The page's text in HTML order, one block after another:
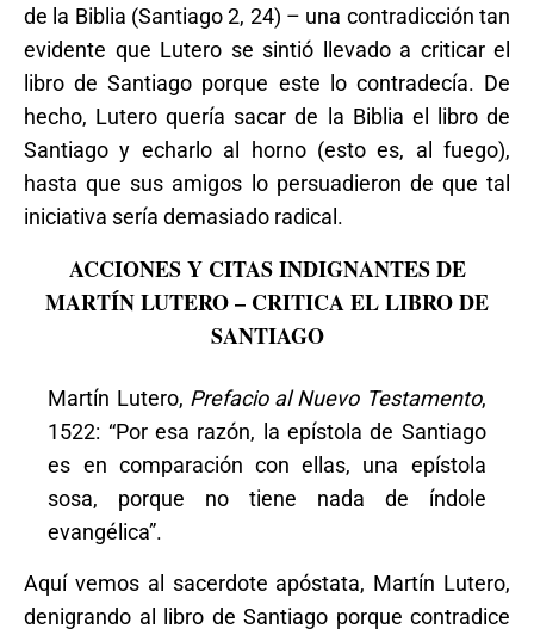
de la Biblia (Santiago 2, 24) – una contradicción tan
evidente que Lutero se sintió llevado a criticar el
libro de Santiago porque este lo contradecía. De
hecho, Lutero quería sacar de la Biblia el libro de
Santiago y echarlo al horno (esto es, al fuego),
hasta que sus amigos lo persuadieron de que tal
iniciativa sería demasiado radical.
ACCIONES Y CITAS INDIGNANTES DE
MARTÍN LUTERO – CRITICA EL LIBRO DE
SANTIAGO
Martín Lutero, Prefacio al Nuevo Testamento,
1522: “Por esa razón, la epístola de Santiago
es en comparación con ellas, una epístola
sosa, porque no tiene nada de índole
evangélica”.
Aquí vemos al sacerdote apóstata, Martín Lutero,
denigrando al libro de Santiago porque contradice